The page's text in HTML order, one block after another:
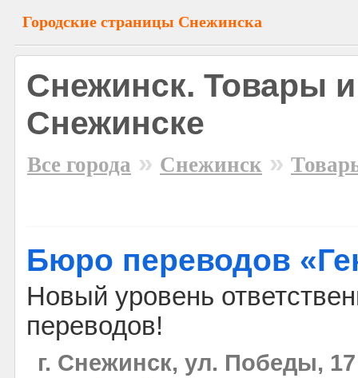
Городские страницы Снежинска
Снежинск. Товары и
Снежинске
Все города » Снежинск »
Бюро переводов
Новый уровень
переводов!
г. Снежинск, ул. Победы, 17